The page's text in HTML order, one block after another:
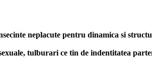
neplacute pentru dinamica si
tulburari ce tin de indentitatea